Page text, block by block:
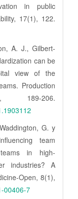
in public
17(1), 122.
A. J., Gilbert-
can be
view of the
Production
189-206.
G. y
team
in high-
industries? A
Open, 8(1),
00406-7